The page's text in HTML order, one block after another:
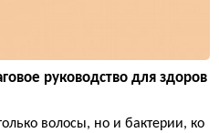
руководство для здоров
волосы, но и бактерии, ко